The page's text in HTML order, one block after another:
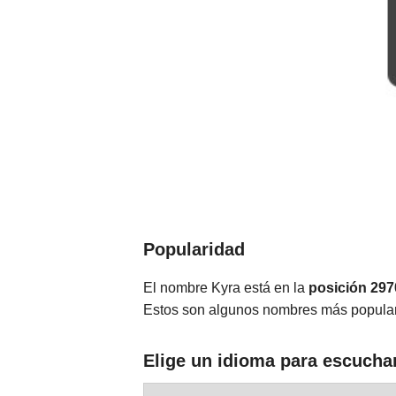
Popularidad
El nombre Kyra está en la posición
Estos son algunos nombres más
Elige un idioma para